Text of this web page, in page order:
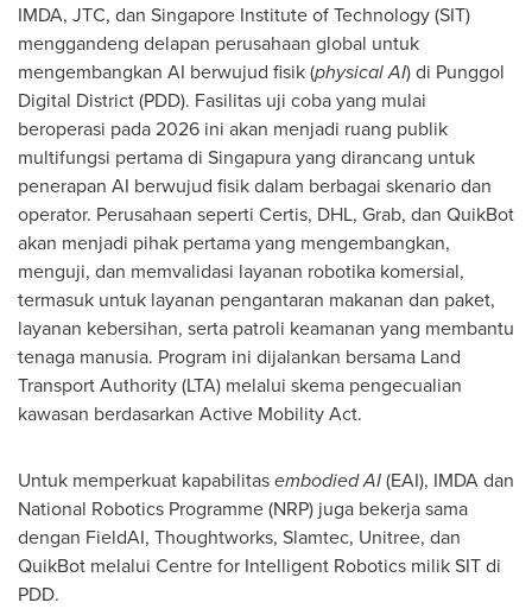
IMDA, JTC, dan Singapore Institute of Technology (SIT)
menggandeng delapan perusahaan global untuk
mengembangkan AI berwujud fisik (physical AI) di Punggol
Digital District (PDD). Fasilitas uji coba yang mulai
beroperasi pada 2026 ini akan menjadi ruang publik
multifungsi pertama di Singapura yang dirancang untuk
penerapan AI berwujud fisik dalam berbagai skenario dan
operator. Perusahaan seperti Certis, DHL, Grab, dan QuikBot
akan menjadi pihak pertama yang mengembangkan,
menguji, dan memvalidasi layanan robotika komersial,
termasuk untuk layanan pengantaran makanan dan paket,
layanan kebersihan, serta patroli keamanan yang membantu
tenaga manusia. Program ini dijalankan bersama Land
Transport Authority (LTA) melalui skema pengecualian
kawasan berdasarkan Active Mobility Act.
Untuk memperkuat kapabilitasembodied AI(EAI), IMDA dan
National Robotics Programme (NRP) juga bekerja sama
dengan FieldAI, Thoughtworks, Slamtec, Unitree, dan
QuikBot melalui Centre for Intelligent Robotics milik SIT di
PDD.